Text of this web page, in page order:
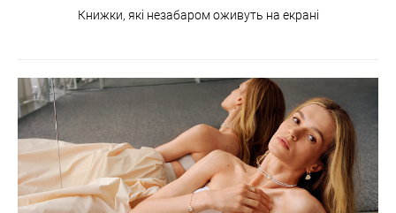
Книжки, які незабаром оживуть на екрані